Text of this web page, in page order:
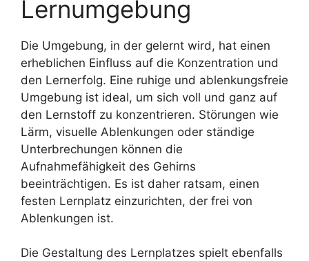
Lernumgebung
Die Umgebung, in der gelernt wird, hat einen
erheblichen Einfluss auf die Konzentration und
den Lernerfolg. Eine ruhige und ablenkungsfreie
Umgebung ist ideal, um sich voll und ganz auf
den Lernstoff zu konzentrieren. Störungen wie
Lärm, visuelle Ablenkungen oder ständige
Unterbrechungen können die
Aufnahmefähigkeit des Gehirns
beeinträchtigen. Es ist daher ratsam, einen
festen Lernplatz einzurichten, der frei von
Ablenkungen ist.
Die Gestaltung des Lernplatzes spielt ebenfalls